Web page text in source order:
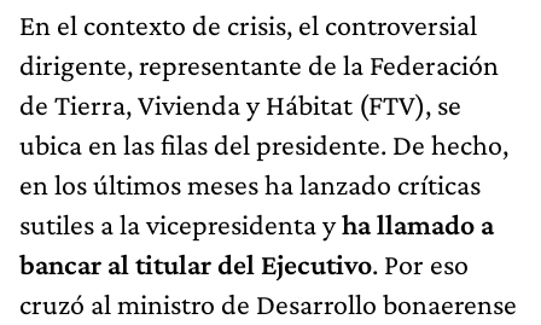
En el contexto de crisis, el controversial
dirigente, representante de la Federación
de Tierra, Vivienda y Hábitat (FTV), se
ubica en las filas del presidente. De hecho,
en los últimos meses ha lanzado críticas
sutiles a la vicepresidenta yha llamado a
bancar al titular del Ejecutivo. Por eso
cruzó al ministro de Desarrollo bonaerense